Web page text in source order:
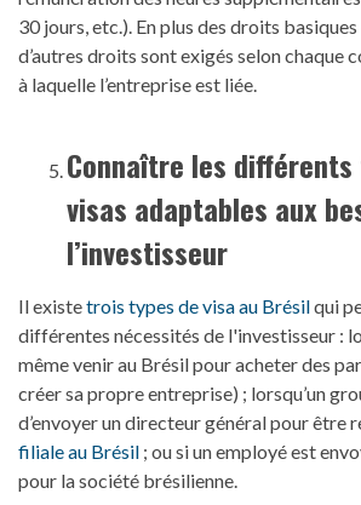
30 jours, etc.). En plus des droits
d’autres droits sont exigés selon chaque
à laquelle l’entreprise est liée.
Connaître les différents
visas adaptables aux
l’investisseur
Il existetrois types de visa au Brésilqui
différentes nécessités de l'investisseur :
même venir au Brésil pour acheter des
créer sa propre entreprise) ; lorsqu’un
d’envoyer un directeur général pour être
filiale au Brésil ; ou si un employé est
pour la société brésilienne.